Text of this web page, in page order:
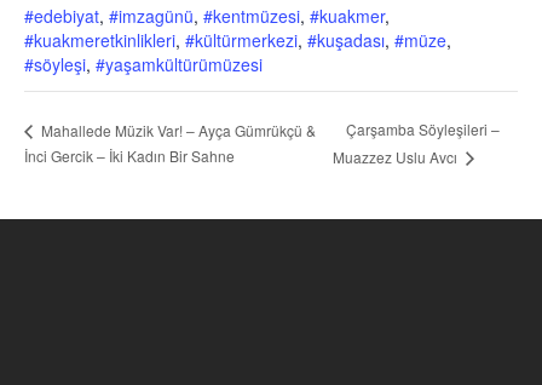
#edebiyat, #imzagünü, #kentmüzesi, #kuakmer,
#kuakmeretkinlikleri, #kültürmerkezi, #kuşadası, #müze,
#söyleşi, #yaşamkültürümüzesi
Mahallede Müzik Var! – Ayça Gümrükçü &
İnci Gercik – İki Kadın Bir Sahne
Çarşamba Söyleşileri –
Muazzez Uslu Avcı